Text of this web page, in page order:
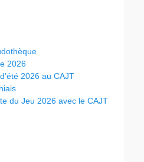
2026
2026 au CAJT
du Jeu 2026 avec le CAJT